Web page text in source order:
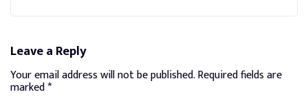
Leave a Reply
Your email address will not be published.Required fields are
marked*